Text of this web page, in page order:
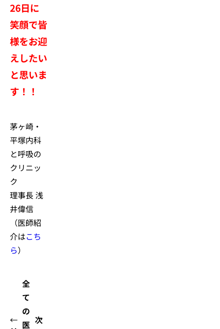
26日に
笑顔で皆
様をお迎
えしたい
と思いま
す！！
茅ヶ崎・
平塚内科
と呼吸の
クリニッ
ク
理事長 浅
井偉信
（医師紹
介はこち
ら）
←
全
て
の
医 次